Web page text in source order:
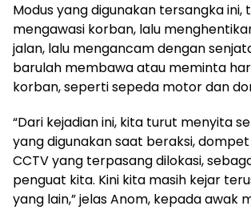
Modus yang digunakan tersangka ini,
mengawasi korban, lalu
jalan, lalu mengancam dengan
barulah membawa atau meminta
korban, seperti sepeda motor dan
“Dari kejadian ini, kita turut menyita
yang digunakan saat beraksi,
CCTV yang terpasang dilokasi,
penguat kita. Kini kita masih kejar
yang lain,” jelas Anom, kepada awak